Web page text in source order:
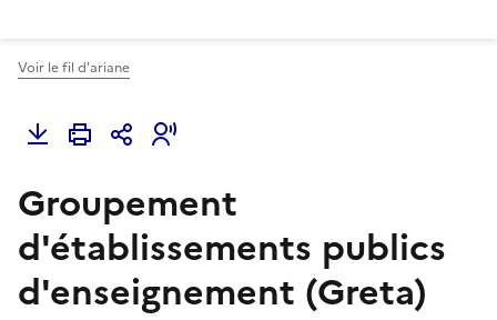
Voir le fil d'ariane
Groupement
d'établissements publics
d'enseignement (Greta)